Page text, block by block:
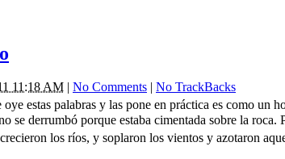
11:18 AM No Comments No TrackBacks
estas palabras y las pone en práctica es como
se derrumbó porque estaba cimentada sobre la
los ríos, y soplaron los vientos y azotaron